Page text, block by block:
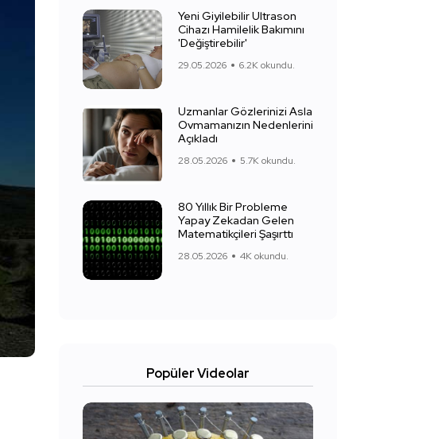
Yeni Giyilebilir Ultrason
Cihazı Hamilelik Bakımını
'Değiştirebilir'
29.05.2026 6.2K okundu.
Uzmanlar Gözlerinizi Asla
Ovmamanızın Nedenlerini
Açıkladı
28.05.2026 5.7K okundu.
80 Yıllık Bir Probleme
Yapay Zekadan Gelen
Matematikçileri Şaşırttı
28.05.2026 4K okundu.
Popüler Videolar